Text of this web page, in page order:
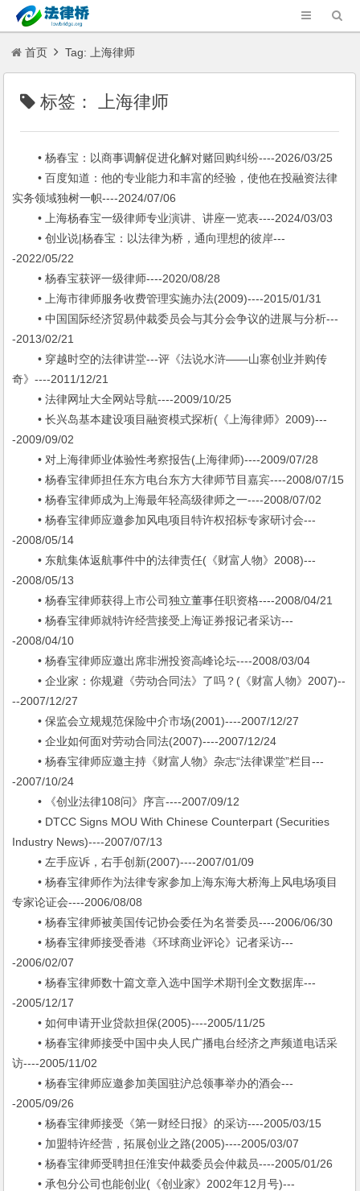
首页 Tag: 上海律师
标签：上海律师
• 杨春宝：以商事调解促进化解对赌回购纠纷----2026/03/25
• 百度知道：他的专业能力和丰富的经验，使他在投融资法律
实务领域独树一帜----2024/07/06
• 上海杨春宝一级律师专业演讲、讲座一览表----2024/03/03
• 创业说|杨春宝：以法律为桥，通向理想的彼岸---
-2022/05/22
• 杨春宝获评一级律师----2020/08/28
• 上海市律师服务收费管理实施办法(2009)----2015/01/31
• 中国国际经济贸易仲裁委员会与其分会争议的进展与分析---
-2013/02/21
• 穿越时空的法律讲堂---评《法说水浒——山寨创业并购传
奇》----2011/12/21
• 法律网址大全网站导航----2009/10/25
• 长兴岛基本建设项目融资模式探析(《上海律师》2009)---
-2009/09/02
• 对上海律师业体验性考察报告(上海律师)----2009/07/28
• 杨春宝律师担任东方电台东方大律师节目嘉宾----2008/07/15
• 杨春宝律师成为上海最年轻高级律师之一----2008/07/02
• 杨春宝律师应邀参加风电项目特许权招标专家研讨会---
-2008/05/14
• 东航集体返航事件中的法律责任(《财富人物》2008)---
-2008/05/13
• 杨春宝律师获得上市公司独立董事任职资格----2008/04/21
• 杨春宝律师就特许经营接受上海证券报记者采访---
-2008/04/10
• 杨春宝律师应邀出席非洲投资高峰论坛----2008/03/04
• 企业家：你规避《劳动合同法》了吗？(《财富人物》2007)--
--2007/12/27
• 保监会立规规范保险中介市场(2001)----2007/12/27
• 企业如何面对劳动合同法(2007)----2007/12/24
• 杨春宝律师应邀主持《财富人物》杂志“法律课堂”栏目---
-2007/10/24
• 《创业法律108问》序言----2007/09/12
• DTCC Signs MOU With Chinese Counterpart (Securities
Industry News)----2007/07/13
• 左手应诉，右手创新(2007)----2007/01/09
• 杨春宝律师作为法律专家参加上海东海大桥海上风电场项目
专家论证会----2006/08/08
• 杨春宝律师被美国传记协会委任为名誉委员----2006/06/30
• 杨春宝律师接受香港《环球商业评论》记者采访---
-2006/02/07
• 杨春宝律师数十篇文章入选中国学术期刊全文数据库---
-2005/12/17
• 如何申请开业贷款担保(2005)----2005/11/25
• 杨春宝律师接受中国中央人民广播电台经济之声频道电话采
访----2005/11/02
• 杨春宝律师应邀参加美国驻沪总领事举办的酒会---
-2005/09/26
• 杨春宝律师接受《第一财经日报》的采访----2005/03/15
• 加盟特许经营，拓展创业之路(2005)----2005/03/07
• 杨春宝律师受聘担任淮安仲裁委员会仲裁员----2005/01/26
• 承包分公司也能创业(《创业家》2002年12月号)---